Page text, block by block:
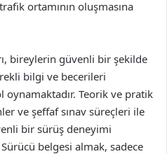
ortamının oluşmasına
bireylerin güvenli bir şekilde
bilgi ve becerileri
Teorik ve pratik
ve şeffaf sınav süreçleri ile
bir sürüş deneyimi
belgesi almak, sadece